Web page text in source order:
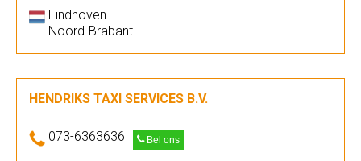
Eindhoven
Noord-Brabant
HENDRIKS TAXI SERVICES B.V.
073-6363636 Bel ons